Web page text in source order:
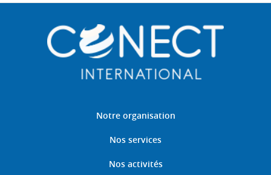
Notre organisation
Nos services
Nos activités